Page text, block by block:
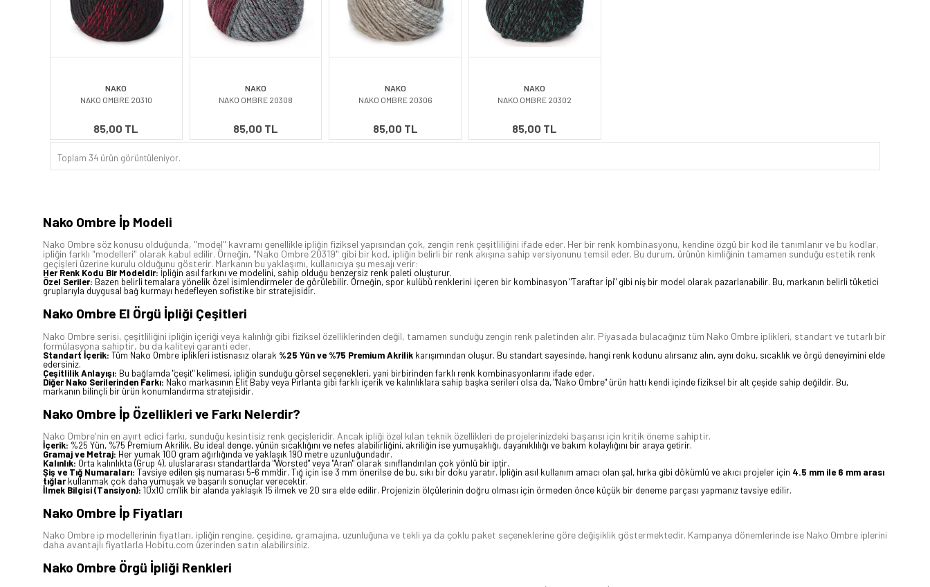
NAKO
NAKO OMBRE 20310
85,00 TL
NAKO
NAKO OMBRE 20308
85,00 TL
NAKO
NAKO OMBRE 20306
85,00 TL
NAKO
NAKO OMBRE 20302
85,00 TL
Toplam 34 ürün görüntüleniyor.
Nako Ombre İp Modeli
Nako Ombre söz konusu olduğunda, "model" kavramı genellikle ipliğin fiziksel yapısından çok, zengin renk çeşitliliğini ifade eder. Her bir renk kombinasyonu, kendine özgü bir kod ile tanımlanır ve bu kodlar,
ipliğin farklı "modelleri" olarak kabul edilir. Örneğin, "Nako Ombre 20319" gibi bir kod, ipliğin belirli bir renk akışına sahip versiyonunu temsil eder. Bu durum, ürünün kimliğinin tamamen sunduğu estetik renk
geçişleri üzerine kurulu olduğunu gösterir. Markanın bu yaklaşımı, kullanıcıya şu mesajı verir:
Her Renk Kodu Bir Modeldir:İpliğin asıl farkını ve modelini, sahip olduğu benzersiz renk paleti oluşturur.
Özel Seriler: Bazen belirli temalara yönelik özel isimlendirmeler de görülebilir. Örneğin, spor kulübü renklerini içeren bir kombinasyon "Taraftar İpi" gibi niş bir model olarak pazarlanabilir. Bu, markanın belirli tüketici
gruplarıyla duygusal bağ kurmayı hedefleyen sofistike bir stratejisidir.
Nako Ombre El Örgü İpliği Çeşitleri
Nako Ombre serisi, çeşitliliğini ipliğin içeriği veya kalınlığı gibi fiziksel özelliklerinden değil, tamamen sunduğu zengin renk paletinden alır. Piyasada bulacağınız tüm Nako Ombre iplikleri, standart ve tutarlı bir
formülasyona sahiptir, bu da kaliteyi garanti eder.
Standart İçerik: Tüm Nako Ombre iplikleri istisnasız olarak %25 Yün ve %75 Premium Akrilik karışımından oluşur. Bu standart sayesinde, hangi renk kodunu alırsanız alın, aynı doku, sıcaklık ve örgü deneyimini elde
edersiniz.
Çeşitlilik Anlayışı: Bu bağlamda "çeşit" kelimesi, ipliğin sunduğu görsel seçenekleri, yani birbirinden farklı renk kombinasyonlarını ifade eder.
Diğer Nako Serilerinden Farkı: Nako markasının Elit Baby veya Pırlanta gibi farklı içerik ve kalınlıklara sahip başka serileri olsa da, "Nako Ombre" ürün hattı kendi içinde fiziksel bir alt çeşide sahip değildir. Bu,
markanın bilinçli bir ürün konumlandırma stratejisidir.
Nako Ombre İp Özellikleri ve Farkı Nelerdir?
Nako Ombre'nin en ayırt edici farkı, sunduğu kesintisiz renk geçişleridir. Ancak ipliği özel kılan teknik özellikleri de projelerinizdeki başarısı için kritik öneme sahiptir.
İçerik: %25 Yün, %75 Premium Akrilik. Bu ideal denge, yünün sıcaklığını ve nefes alabilirliğini, akriliğin ise yumuşaklığı, dayanıklılığı ve bakım kolaylığını bir araya getirir.
Gramaj ve Metraj: Her yumak 100 gram ağırlığında ve yaklaşık 190 metre uzunluğundadır.
Kalınlık: Orta kalınlıkta (Grup 4), uluslararası standartlarda "Worsted" veya "Aran" olarak sınıflandırılan çok yönlü bir iptir.
Şiş ve Tığ Numaraları: Tavsiye edilen şiş numarası 5-6 mm'dir. Tığ için ise 3 mm önerilse de bu, sıkı bir doku yaratır. İpliğin asıl kullanım amacı olan şal, hırka gibi dökümlü ve akıcı projeler için 4.5 mm ile 6 mm arası
tığlar kullanmak çok daha yumuşak ve başarılı sonuçlar verecektir.
İlmek Bilgisi (Tansiyon): 10x10 cm'lik bir alanda yaklaşık 15 ilmek ve 20 sıra elde edilir. Projenizin ölçülerinin doğru olması için örmeden önce küçük bir deneme parçası yapmanız tavsiye edilir.
Nako Ombre İp Fiyatları
Nako Ombre ip modellerinin fiyatları, ipliğin rengine, çeşidine, gramajına, uzunluğuna ve tekli ya da çoklu paket seçeneklerine göre değişiklik göstermektedir. Kampanya dönemlerinde ise Nako Ombre iplerini
daha avantajlı fiyatlarla Hobitu.com üzerinden satın alabilirsiniz.
Nako Ombre Örgü İpliği Renkleri